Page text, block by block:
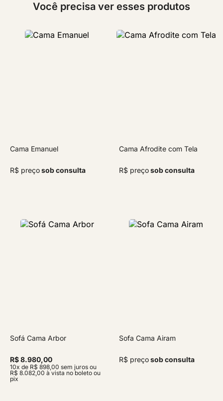
Você precisa ver esses produtos
Cama Emanuel
R$ preçosob consulta
Cama Afrodite com Tela
R$ preçosob consulta
Sofá Cama Arbor
R$ 8.980,00
10x de R$ 898,00 sem juros ou
R$ 8.082,00 à vista no boleto ou
pix
Sofa Cama Airam
R$ preçosob consulta